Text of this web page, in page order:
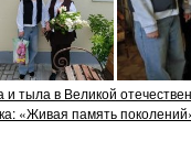
тыла в Великой
«Живая память